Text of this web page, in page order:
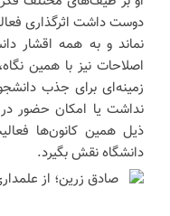
دوست داشت اثرگذاری
نماند و به همه اقشار
اصلاحات نیز با همین
زمینه‌ای برای جذب
نداشت یا امکان حضور
ذیل همین کانون‌ها
دانشگاه نقش بگیرد.